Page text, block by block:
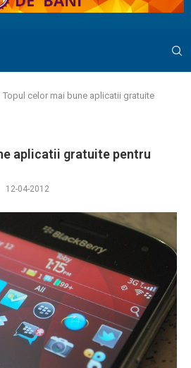
Topul celor mai bune aplicatii gratuite
aplicatii gratuite pentru
12-04-2012